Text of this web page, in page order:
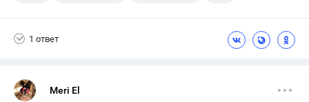
1 ответ
Meri El